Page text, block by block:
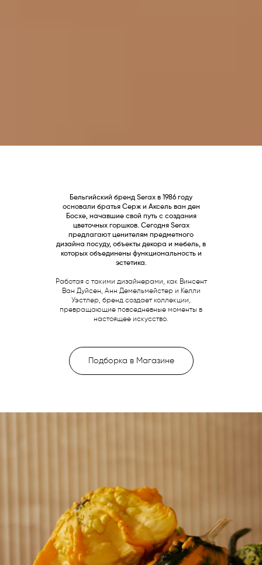
Бельгийский бренд Serax в 1986 году
основали братья Серж и Аксель ван ден
Босхе, начавшие свой путь с создания
цветочных горшков. Сегодня Serax
предлагают ценителям предметного
дизайна посуду, объекты декора и мебель, в
которых объединены функциональность и
эстетика.
Работая с такими дизайнерами, как Винсент
Ван Дуйсен, Анн Демельмейстер и Келли
Уэстлер, бренд создает коллекции,
превращающие повседневные моменты в
настоящее искусство.
Подборка в Магазине